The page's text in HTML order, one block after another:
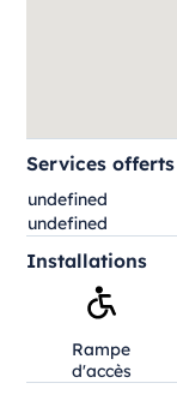
Services offerts
undefined
undefined
Installations
Rampe
d'accès